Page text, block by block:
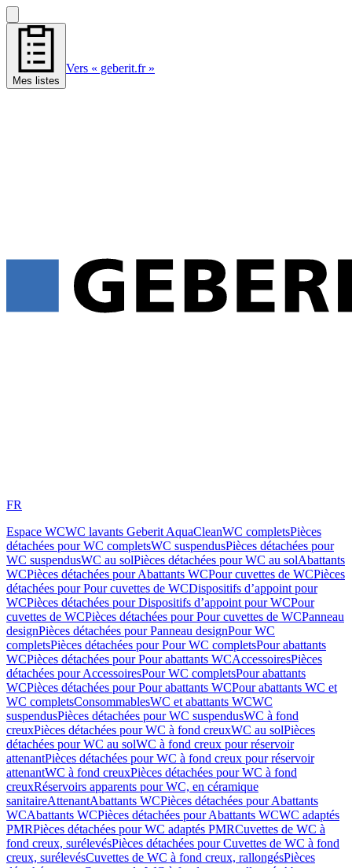
Mes listes
Vers « geberit.fr »
FR
Espace WCWC lavants Geberit AquaCleanWC completsPièces
détachées pour WC completsWC suspendusPièces détachées pour
WC suspendusWC au solPièces détachées pour WC au solAbattants
WCPièces détachées pour Abattants WCPour cuvettes de WCPièces
détachées pour Pour cuvettes de WCDispositifs d’appoint pour
WCPièces détachées pour Dispositifs d’appoint pour WCPour
cuvettes de WCPièces détachées pour Pour cuvettes de WCPanneau
designPièces détachées pour Panneau designPour WC
completsPièces détachées pour Pour WC completsPour abattants
WCPièces détachées pour Pour abattants WCAccessoiresPièces
détachées pour AccessoiresPour WC completsPour abattants
WCPièces détachées pour Pour abattants WCPour abattants WC et
WC completsConsommablesWC et abattants WCWC
suspendusPièces détachées pour WC suspendusWC à fond
creuxPièces détachées pour WC à fond creuxWC au solPièces
détachées pour WC au solWC à fond creux pour réservoir
attenantPièces détachées pour WC à fond creux pour réservoir
attenantWC à fond creuxPièces détachées pour WC à fond
creuxRéservoirs apparents pour WC, en céramique
sanitaireAttenantAbattants WCPièces détachées pour Abattants
WCAbattants WCPièces détachées pour Abattants WCWC adaptés
PMRPièces détachées pour WC adaptés PMRCuvettes de WC à
fond creux, surélevésPièces détachées pour Cuvettes de WC à fond
creux, surélevésCuvettes de WC à fond creux, rallongésPièces